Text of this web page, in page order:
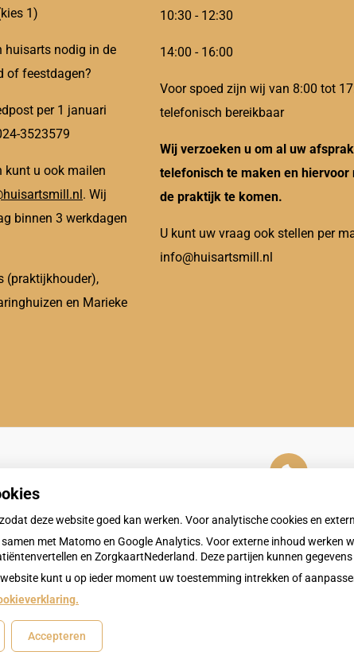
1)
huisarts nodig in de
of feestdagen?
per 1 januari
3523579
kunt u ook mailen
. Wij
binnen 3 werkdagen
(praktijkhouder),
en Marieke
10:30 - 12:30
14:00 - 16:00
Voor spoed zijn wij van 8:00 tot
telefonisch bereikbaar
Wij verzoeken u om al uw
telefonisch te maken en hiervoor
de praktijk te komen.
U kunt uw vraag ook stellen per
info@huisartsmill.nl
externe inhoud
die nodig is om dit
Cookie-instellingen
deze website goed kan werken. Voor analytische cookies en
met Matomo en Google Analytics. Voor externe inhoud werken
en ZorgkaartNederland. Deze partijen kunnen
kunt u op ieder moment uw toestemming intrekken of
Accepteren